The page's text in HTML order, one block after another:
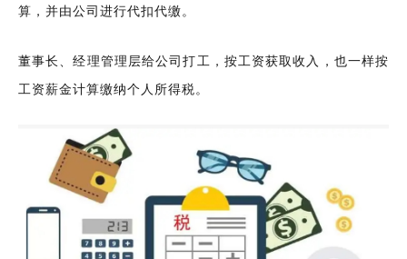
算 ，并由公司进行代扣代缴。
董事长、经理管理层给公司打工，按工资获取收入，也一样按
工资薪金计算缴纳个人所得税。